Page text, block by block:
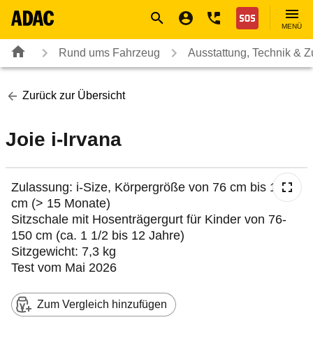
Nothilfe
MENÜ
Rund ums Fahrzeug Ausstattung, Technik &
Zurück zur Übersicht
Joie i-Irvana
Zulassung: i-Size, Körpergröße von 76 cm bis 150
cm (> 15 Monate)
Sitzschale mit Hosenträgergurt für Kinder von 76-
150 cm (ca. 1 1/2 bis 12 Jahre)
Sitzgewicht: 7,3 kg
Test vom Mai 2026
Zum Vergleich hinzufügen